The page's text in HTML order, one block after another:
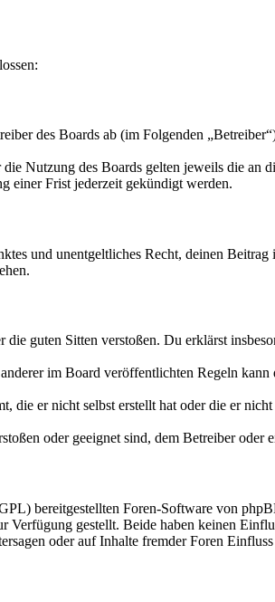
des Boards ab (im Folgenden
Nutzung des Boards gelten jeweils die an
einer Frist jederzeit gekündigt werden.
und unentgeltliches Recht, deinen Beitrag
guten Sitten verstoßen. Du erklärst
im Board veröffentlichten Regeln
er nicht selbst erstellt hat oder die er
oder geeignet sind, dem Betreiber oder
bereitgestellten Foren-Software von
gestellt. Beide haben keinen
oder auf Inhalte fremder Foren Einfluss